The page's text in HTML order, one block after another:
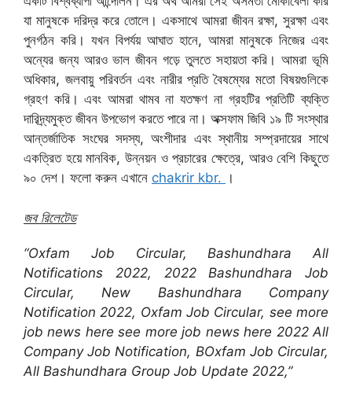
যা মানুষকে দরিদ্র করে তোলে। একসাথে আমরা জীবন রক্ষা, সুরক্ষা এবং
পুনর্গঠন করি। যখন বিপর্যয় আঘাত হানে, আমরা মানুষকে নিজের এবং
অন্যের জন্য আরও ভাল জীবন গড়ে তুলতে সহায়তা করি। আমরা ভূমি
অধিকার, জলবায়ু পরিবর্তন এবং নারীর প্রতি বৈষম্যের মতো বিষয়গুলিকে
গ্রহণ করি। এবং আমরা থামব না যতক্ষণ না গ্রহটির প্রতিটি ব্যক্তি
দারিদ্র্যমুক্ত জীবন উপভোগ করতে পারে না। অক্সফাম জিবি ১৯ টি সংস্থার
আন্তর্জাতিক সংঘের সদস্য, অংশীদার এবং স্থানীয় সম্প্রদায়ের সাথে
একত্রিত হয়ে মানবিক, উন্নয়ন ও প্রচারের ক্ষেত্রে, আরও বেশি কিছুতে
৯০ দেশ। ফলো করুন এখানে chakrir kbr. ।
জব রিলেটেড
“Oxfam Job Circular, Bashundhara All
Notifications 2022, 2022 Bashundhara Job
Circular, New Bashundhara Company
Notification 2022, Oxfam Job Circular, see more
job news here see more job news here 2022 All
Company Job Notification, BOxfam Job Circular,
All Bashundhara Group Job Update 2022,”